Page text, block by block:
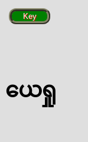
Key
ယေရှု